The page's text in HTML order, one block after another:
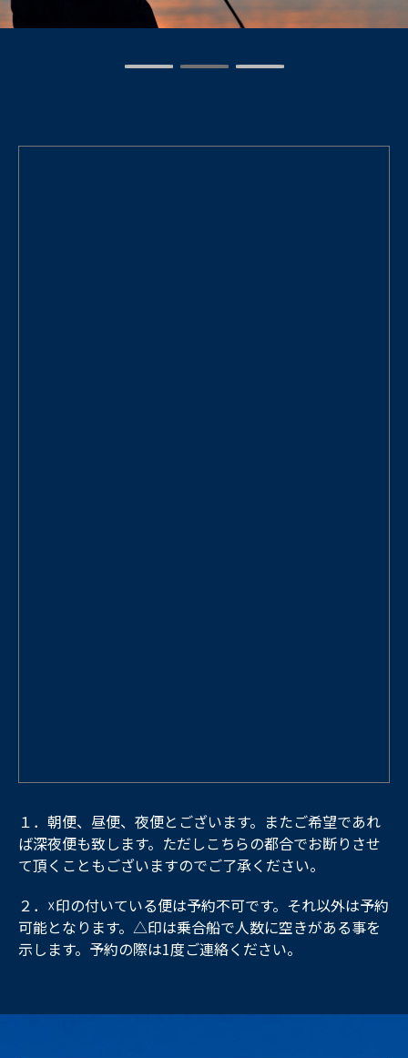
１．朝便、昼便、夜便とございます。またご希望であれ
ば深夜便も致します。ただしこちらの都合でお断りさせ
て頂くこともございますのでご了承ください。
２．☓印の付いている便は予約不可です。それ以外は予約
可能となります。△印は乗合船で人数に空きがある事を
示します。予約の際は1度ご連絡ください。